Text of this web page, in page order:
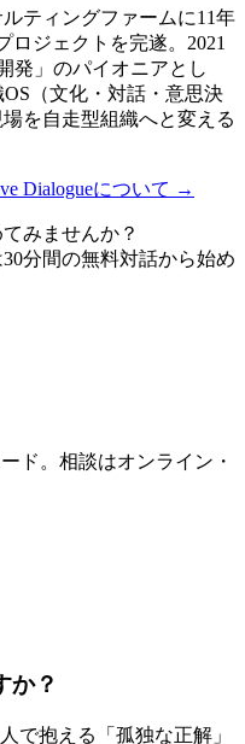
ティングファームに11年
ロジェクトを完遂。2021
発」のパイオニアとし
（文化・対話・意思決
を自走型組織へと変える
Dialogueについて →
みませんか？
分間の無料対話から始め
ド。相談はオンライン・
か？
で抱える「孤独な正解」